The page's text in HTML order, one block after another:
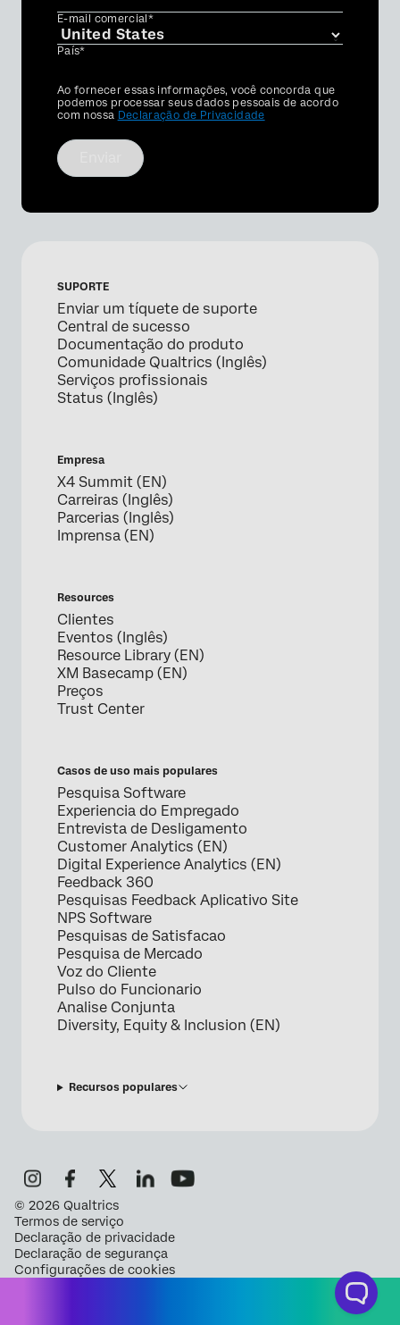
E-mail comercial*
País*
Privacy
Optin
Ao fornecer essas informações, você concorda que
podemos processar seus dados pessoais de acordo
com nossa Declaração de Privacidade
SUPORTE
Enviar um tíquete de suporte
Central de sucesso
Documentação do produto
Comunidade Qualtrics (Inglês)
Serviços profissionais
Status (Inglês)
Empresa
X4 Summit (EN)
Carreiras (Inglês)
Parcerias (Inglês)
Imprensa (EN)
Resources
Clientes
Eventos (Inglês)
Resource Library (EN)
XM Basecamp (EN)
Preços
Trust Center
Casos de uso mais populares
Pesquisa Software
Experiencia do Empregado
Entrevista de Desligamento
Customer Analytics (EN)
Digital Experience Analytics (EN)
Feedback 360
Pesquisas Feedback Aplicativo Site
NPS Software
Pesquisas de Satisfacao
Pesquisa de Mercado
Voz do Cliente
Pulso do Funcionario
Analise Conjunta
Diversity, Equity & Inclusion (EN)
Recursos populares
© 2026 Qualtrics
Termos de serviço
Declaração de privacidade
Declaração de segurança
Configurações de cookies